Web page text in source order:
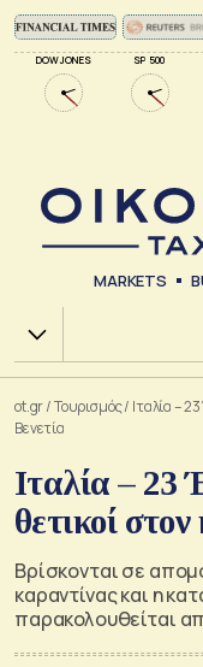
DOW JONES SP 500
MARKETS
Χ.Α.
ot.gr/Τουρισμός/ Ιταλία –
Βενετία
Ιταλία – 23
θετικοί
Βρίσκονται σε
καραντίνας και η
παρακολουθείται